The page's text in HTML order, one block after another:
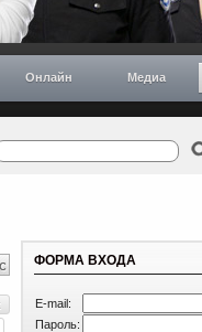
Онлайн Медиа
ФОРМА ВХОДА
E-mail:
Пароль: